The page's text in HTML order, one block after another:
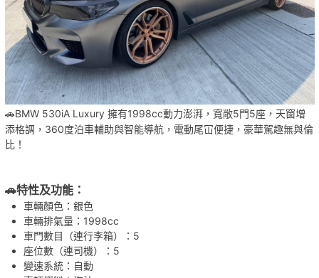
🚗BMW 530iA Luxury 擁有1998cc動力澎湃，寬敞5門5座，天窗增
添格調，360度泊車輔助與智能導航，電動尾冚便捷，豪華駕趣無與倫
比！
🚗特性及功能：
車輛顏色：銀色
車輛排氣量：1998cc
車門數目（連行李箱）：5
座位數（連司機）：5
變速系統：自動